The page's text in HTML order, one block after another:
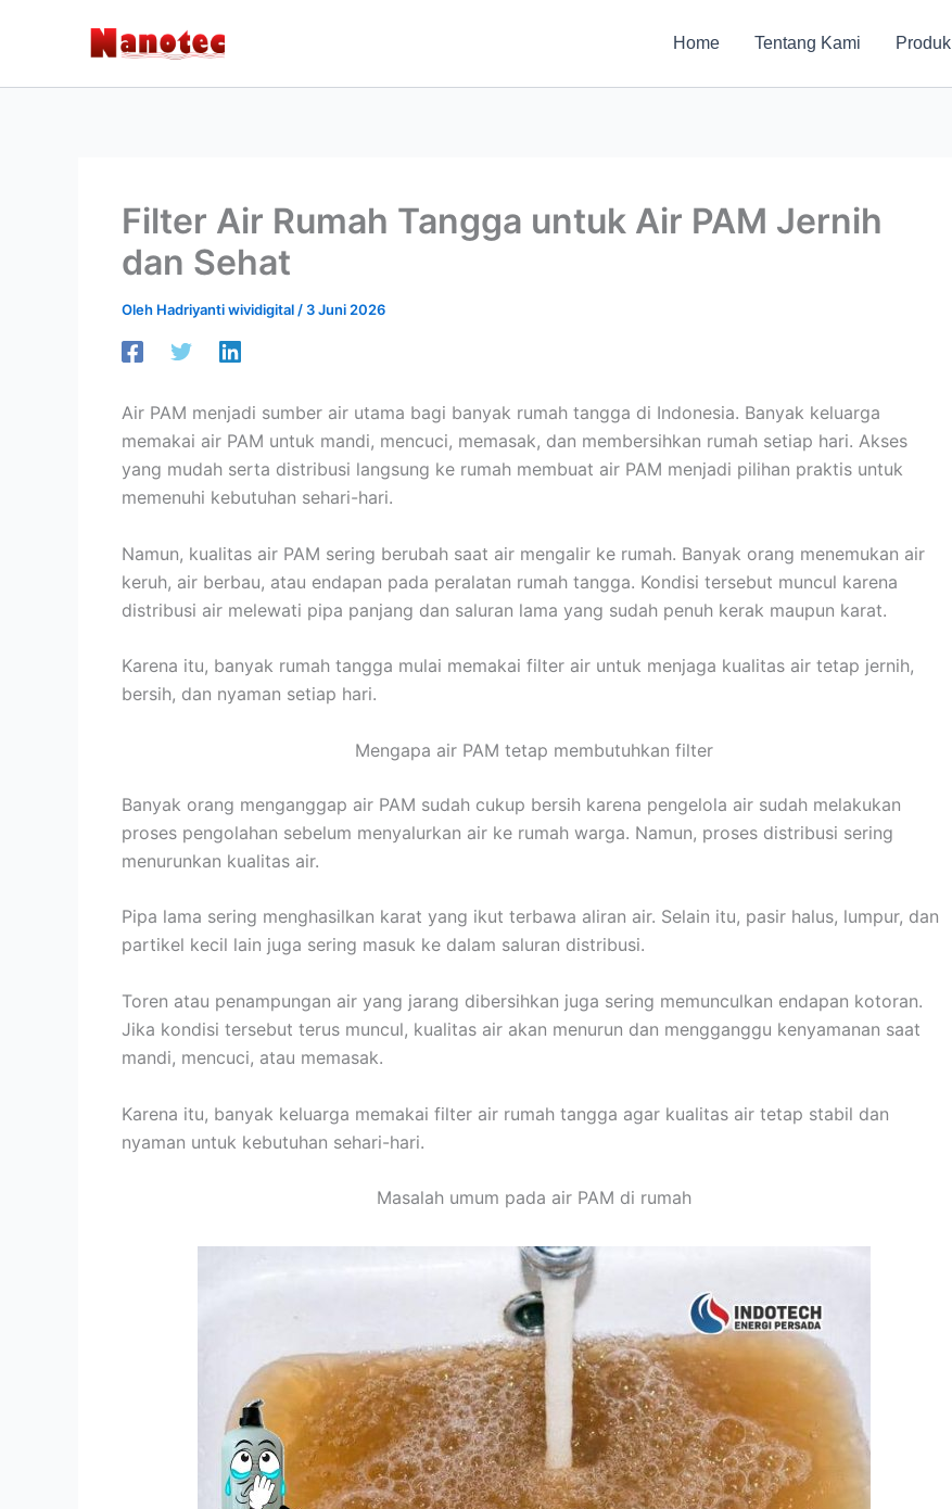
Home Tentang Kami Produk
Filter Air Rumah Tangga untuk Air PAM Jernih
dan Sehat
Oleh Hadriyanti wividigital / 3 Juni 2026
Air PAM menjadi sumber air utama bagi banyak rumah tangga di Indonesia. Banyak keluarga
memakai air PAM untuk mandi, mencuci, memasak, dan membersihkan rumah setiap hari. Akses
yang mudah serta distribusi langsung ke rumah membuat air PAM menjadi pilihan praktis untuk
memenuhi kebutuhan sehari-hari.
Namun, kualitas air PAM sering berubah saat air mengalir ke rumah. Banyak orang menemukan air
keruh, air berbau, atau endapan pada peralatan rumah tangga. Kondisi tersebut muncul karena
distribusi air melewati pipa panjang dan saluran lama yang sudah penuh kerak maupun karat.
Karena itu, banyak rumah tangga mulai memakai filter air untuk menjaga kualitas air tetap jernih,
bersih, dan nyaman setiap hari.
Mengapa air PAM tetap membutuhkan filter
Banyak orang menganggap air PAM sudah cukup bersih karena pengelola air sudah melakukan
proses pengolahan sebelum menyalurkan air ke rumah warga. Namun, proses distribusi sering
menurunkan kualitas air.
Pipa lama sering menghasilkan karat yang ikut terbawa aliran air. Selain itu, pasir halus, lumpur, dan
partikel kecil lain juga sering masuk ke dalam saluran distribusi.
Toren atau penampungan air yang jarang dibersihkan juga sering memunculkan endapan kotoran.
Jika kondisi tersebut terus muncul, kualitas air akan menurun dan mengganggu kenyamanan saat
mandi, mencuci, atau memasak.
Karena itu, banyak keluarga memakai filter air rumah tangga agar kualitas air tetap stabil dan
nyaman untuk kebutuhan sehari-hari.
Masalah umum pada air PAM di rumah